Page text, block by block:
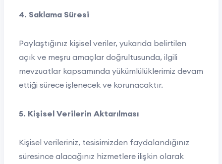
4. Saklama Süresi
Paylaştığınız kişisel veriler, yukarıda belirtilen
açık ve meşru amaçlar doğrultusunda, ilgili
mevzuatlar kapsamında yükümlülüklerimiz devam
ettiği sürece işlenecek ve korunacaktır.
5. Kişisel Verilerin Aktarılması
Kişisel verileriniz, tesisimizden faydalandığınız
süresince alacağınız hizmetlere ilişkin olarak